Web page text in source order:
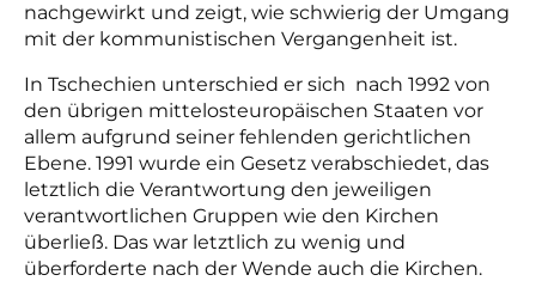
nachgewirkt und zeigt, wie schwierig der Umgang
mit der kommunistischen Vergangenheit ist.
In Tschechien unterschied er sich nach 1992 von
den übrigen mittelosteuropäischen Staaten vor
allem aufgrund seiner fehlenden gerichtlichen
Ebene. 1991 wurde ein Gesetz verabschiedet, das
letztlich die Verantwortung den jeweiligen
verantwortlichen Gruppen wie den Kirchen
überließ. Das war letztlich zu wenig und
überforderte nach der Wende auch die Kirchen.